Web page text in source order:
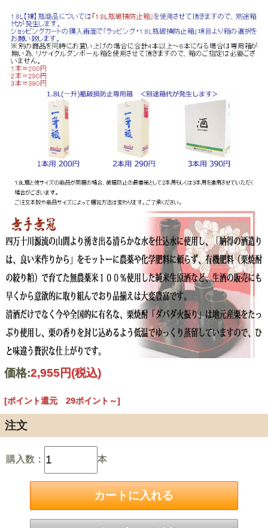
価格:2,955円(税込)
[ポイント還元 29ポイント～]
注文
購入数： 本